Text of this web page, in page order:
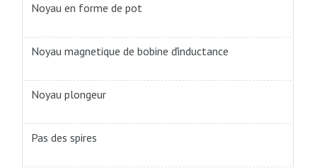
Noyau en forme de pot
Noyau magnetique de bobine ďinductance
Noyau plongeur
Pas des spires